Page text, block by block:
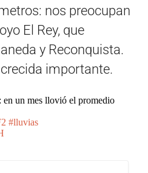
nos preocupan
El Rey, que
y Reconquista.
importante.
en un mes llovió el promedio
#lluvias